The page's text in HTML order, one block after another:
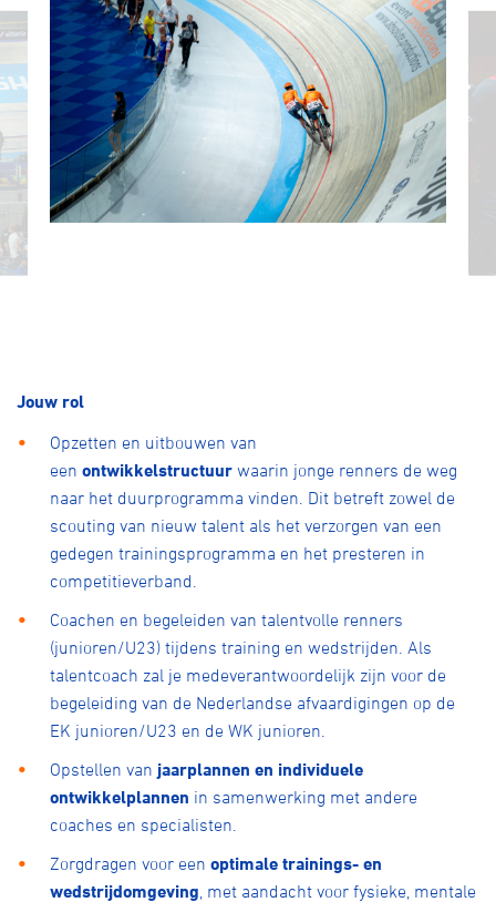
Jouw rol
Opzetten en uitbouwen van
een ontwikkelstructuur waarin jonge renners de weg
naar het duurprogramma vinden. Dit betreft zowel de
scouting van nieuw talent als het verzorgen van een
gedegen trainingsprogramma en het presteren in
competitieverband.
Coachen en begeleiden van talentvolle renners
(junioren/U23) tijdens training en wedstrijden. Als
talentcoach zal je medeverantwoordelijk zijn voor de
begeleiding van de Nederlandse afvaardigingen op de
EK junioren/U23 en de WK junioren.
Opstellen van jaarplannen en individuele
ontwikkelplannen in samenwerking met andere
coaches en specialisten.
Zorgdragen voor een optimale trainings- en
wedstrijdomgeving , met aandacht voor fysieke, mentale